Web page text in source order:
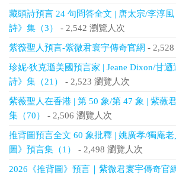
藏頭詩預言 24 句問答全文 | 唐太宗/李淳
詩》集（3）
- 2,542 瀏覽人次
紫薇聖人預言-紫微君寰宇傳奇官網 -
珍妮‧狄克遜美國預言家 | Jeane Dixon/甘
詩》集（21）
- 2,523 瀏覽人次
紫薇聖人在香港 | 第 50 象/第 47 象 | 紫薇
集（70）
- 2,506 瀏覽人次
推背圖預言全文 60 象批釋 | 姚廣孝/獨庵
圖》預言集（1）
- 2,498 瀏覽人次
2026《推背圖》預言｜紫微君寰宇傳奇官